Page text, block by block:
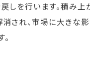
しを行います。積み上
され、市場に大きな